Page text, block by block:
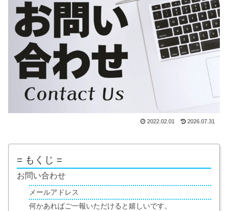
2022.02.01 2026.07.31
= もくじ =
お問い合わせ
メールアドレス
何かあればご一報いただけると嬉しいです。